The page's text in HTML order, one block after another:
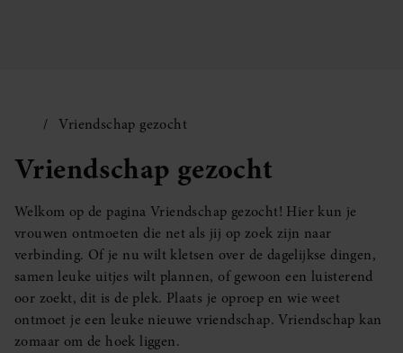
Vriendschap gezocht
Vriendschap gezocht
Welkom op de pagina Vriendschap gezocht! Hier kun je
vrouwen ontmoeten die net als jij op zoek zijn naar
verbinding. Of je nu wilt kletsen over de dagelijkse dingen,
samen leuke uitjes wilt plannen, of gewoon een luisterend
oor zoekt, dit is de plek. Plaats je oproep en wie weet
ontmoet je een leuke nieuwe vriendschap. Vriendschap kan
zomaar om de hoek liggen.